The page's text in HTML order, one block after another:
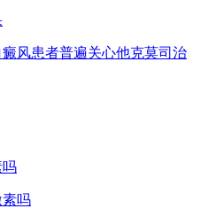
风患者普遍关心他克莫司治
吗